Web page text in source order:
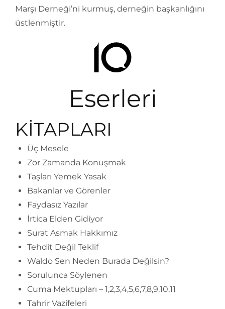
Marşı Derneği’ni kurmuş, derneğin başkanlığını
üstlenmiştir.
Eserleri
KİTAPLARI
Üç Mesele
Zor Zamanda Konuşmak
Taşları Yemek Yasak
Bakanlar ve Görenler
Faydasız Yazılar
İrtica Elden Gidiyor
Surat Asmak Hakkımız
Tehdit Değil Teklif
Waldo Sen Neden Burada Değilsin?
Sorulunca Söylenen
Cuma Mektupları – 1,2,3,4,5,6,7,8,9,10,11
Tahrir Vazifeleri